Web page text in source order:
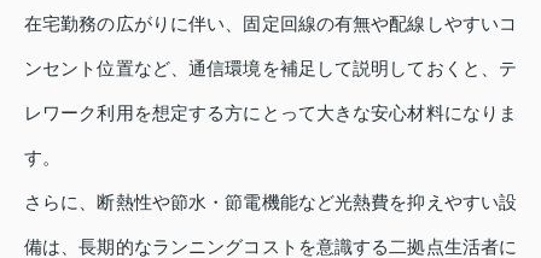
在宅勤務の広がりに伴い、固定回線の有無や配線しやすいコ
ンセント位置など、通信環境を補足して説明しておくと、テ
レワーク利用を想定する方にとって大きな安心材料になりま
す。
さらに、断熱性や節水・節電機能など光熱費を抑えやすい設
備は、長期的なランニングコストを意識する二拠点生活者に